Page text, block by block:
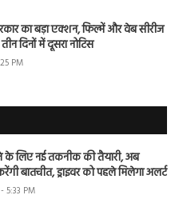
का बड़ा एक्शन, फिल्में और वेब सीरीज
दिनों में दूसरा नोटिस
PM
लिए नई तकनीक की तैयारी, अब
बातचीत, ड्राइवर को पहले मिलेगा अलर्ट
5:33 PM